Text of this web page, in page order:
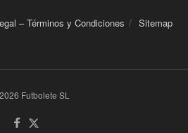
– Términos y Condiciones Sitemap
Futbolete SL